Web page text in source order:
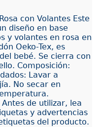
con Volantes Este
diseño en base
y volantes en rosa en
Oeko-Tex, es
bebé. Se cierra con
Composición:
Lavar a
No secar en
de utilizar, lea
y advertencias
del producto.